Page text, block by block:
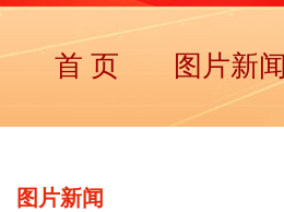
首 页 图片新闻
图片新闻